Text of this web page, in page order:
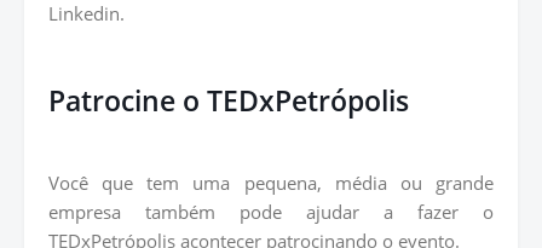
Linkedin.
Patrocine o TEDxPetrópolis
Você que tem uma pequena, média ou grande
empresa também pode ajudar a fazer o
TEDxPetrópolis acontecer patrocinando o evento.